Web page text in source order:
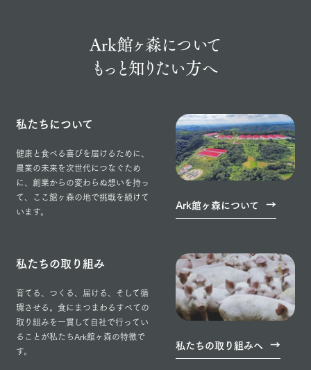
Ark館ヶ森について
もっと知りたい方へ
Ark館ヶ森について
私たちについて
健康と食べる喜びを届けるために、
農業の未来を次世代につなぐため
に、創業からの変わらぬ想いを持っ
て、ここ館ヶ森の地で挑戦を続けて
います。
私たちの取り組みへ
私たちの取り組み
育てる、つくる、届ける、そして循
環させる。食にまつまわるすべての
取り組みを一貫して自社で行ってい
ることが私たちArk館ヶ森の特徴で
す。